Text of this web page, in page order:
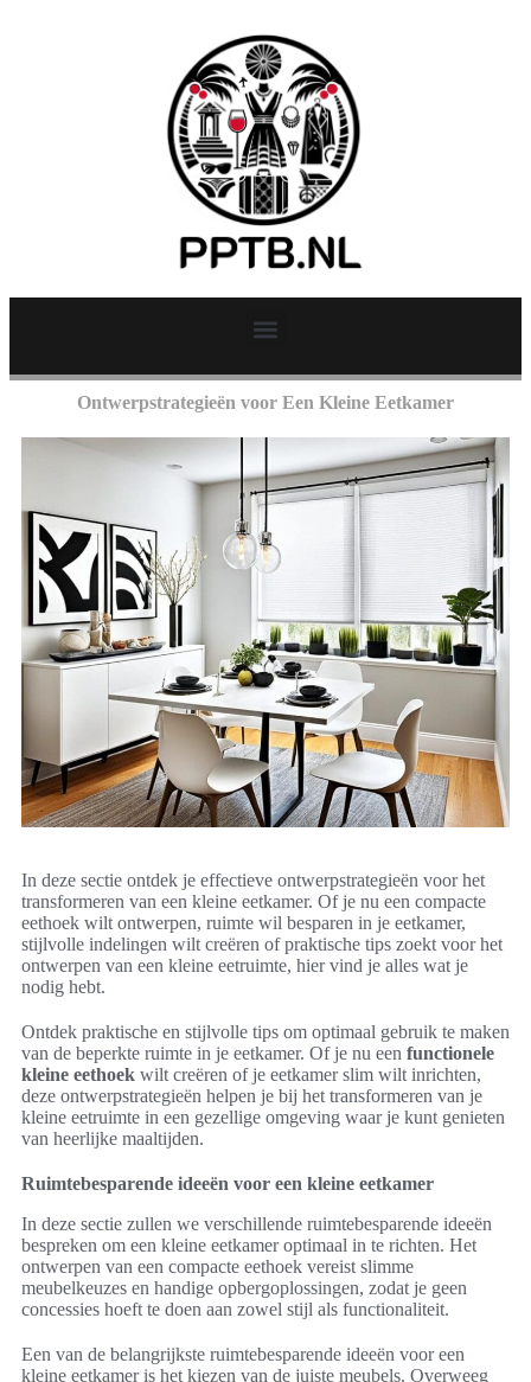
Ontwerpstrategieën voor Een Kleine Eetkamer
In deze sectie ontdek je effectieve ontwerpstrategieën voor het
transformeren van een kleine eetkamer. Of je nu een compacte
eethoek wilt ontwerpen, ruimte wil besparen in je eetkamer,
stijlvolle indelingen wilt creëren of praktische tips zoekt voor het
ontwerpen van een kleine eetruimte, hier vind je alles wat je
nodig hebt.
Ontdek praktische en stijlvolle tips om optimaal gebruik te maken
van de beperkte ruimte in je eetkamer. Of je nu een functionele
kleine eethoek wilt creëren of je eetkamer slim wilt inrichten,
deze ontwerpstrategieën helpen je bij het transformeren van je
kleine eetruimte in een gezellige omgeving waar je kunt genieten
van heerlijke maaltijden.
Ruimtebesparende ideeën voor een kleine eetkamer
In deze sectie zullen we verschillende ruimtebesparende ideeën
bespreken om een kleine eetkamer optimaal in te richten. Het
ontwerpen van een compacte eethoek vereist slimme
meubelkeuzes en handige opbergoplossingen, zodat je geen
concessies hoeft te doen aan zowel stijl als functionaliteit.
Een van de belangrijkste ruimtebesparende ideeën voor een
kleine eetkamer is het kiezen van de juiste meubels. Overweeg